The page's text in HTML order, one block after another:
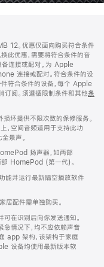
12。优惠仅面向购买符合条件
此优惠，需要将符合条件的音
连接或配对。为 Apple
连接或配对。符合条件的设
符合条件的设备，每个 Apple
订阅。须遵循限制条件和其他条
坏提供不限次数的保修服务。
空间音频适用于支持此功
景声。
扬声器，如两部
HomePod (第一代)。
能并运行最新隔空播放软件
配件需单独购买。
在识别后向你发送通知。
急情况下，均不应依赖声音
app 架构，该架构于家庭
设备均使用最新版本软